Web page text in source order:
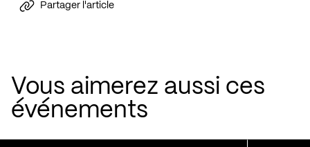
Partager l'article
Vous aimerez aussi ces
événements